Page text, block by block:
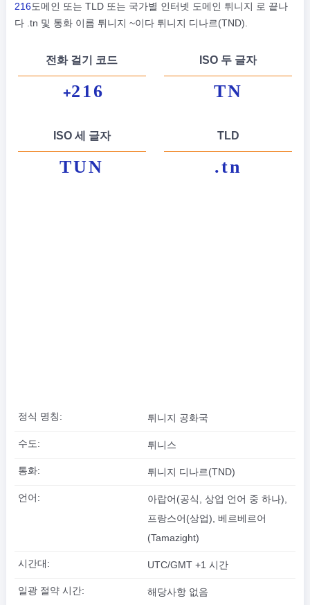
216도메인 또는 TLD 또는 국가별 인터넷 도메인 튀니지 로 끝나
다 .tn 및 통화 이름 튀니지 ~이다 튀니지 디나르(TND).
전화 걸기 코드
+216
ISO 두 글자
TN
ISO 세 글자
TUN
TLD
.tn
정식 명칭: 튀니지 공화국
수도: 튀니스
통화: 튀니지 디나르(TND)
언어:
아랍어(공식, 상업 언어 중 하나),
프랑스어(상업), 베르베르어
(Tamazight)
시간대: UTC/GMT +1 시간
일광 절약 시간: 해당사항 없음